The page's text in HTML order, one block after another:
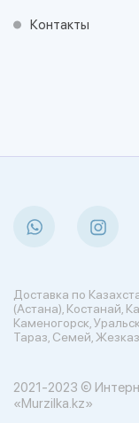
Контакты
Доставка по
(Астана), Костанай,
Каменогорск,
Тараз, Семей,
2021-2023 ©
«Murzilka.kz»